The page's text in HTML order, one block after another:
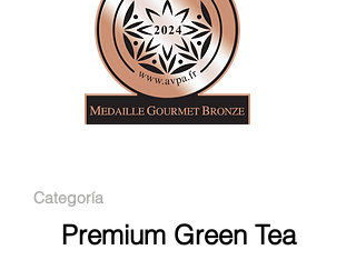
Categoría
Premium Green Tea